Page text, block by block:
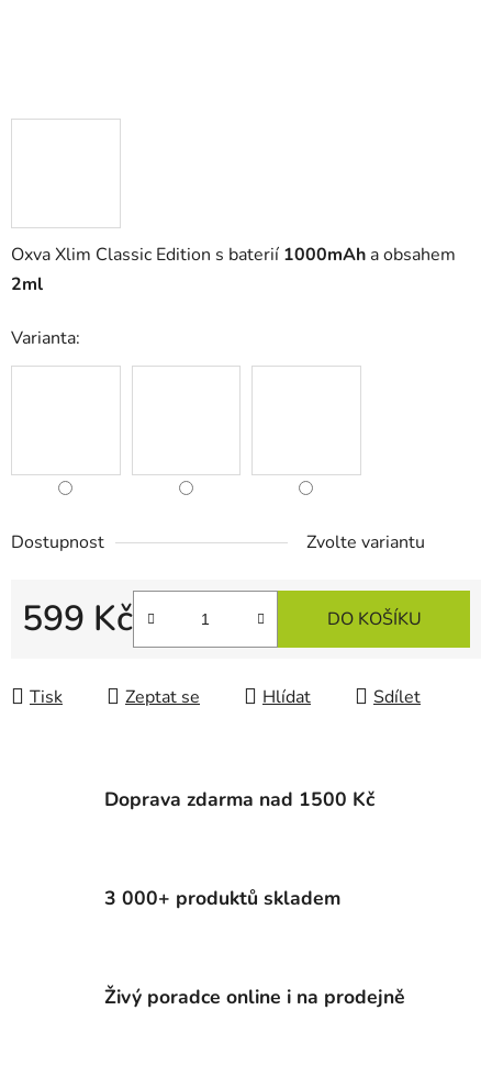
Oxva Xlim Classic Edition s baterií 1000mAh a obsahem
2ml
Varianta:
Dostupnost Zvolte variantu
599 Kč DO KOŠÍKU
Tisk Zeptat se Hlídat Sdílet
Doprava zdarma nad 1500 Kč
3 000+ produktů skladem
Živý poradce online i na prodejně